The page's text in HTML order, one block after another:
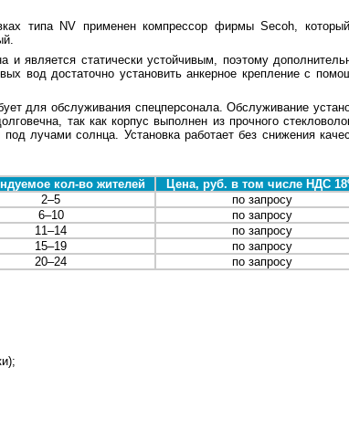
типа NV применен компрессор фирмы Seсoh,
и является статически устойчивым, поэтому
вод достаточно установить анкерное крепление с
для обслуживания спецперсонала. Обслуживание
так как корпус выполнен из прочного
лучами солнца. Установка работает без снижения
кол-во жителей
Цена, руб. в том числе НДС
2–5
по запросу
6–10
по запросу
11–14
по запросу
15–19
по запросу
20–24
по запросу